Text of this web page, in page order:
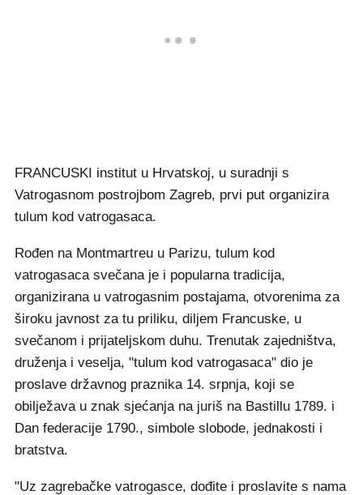
FRANCUSKI institut u Hrvatskoj, u suradnji s
Vatrogasnom postrojbom Zagreb, prvi put organizira
tulum kod vatrogasaca.
Rođen na Montmartreu u Parizu, tulum kod
vatrogasaca svečana je i popularna tradicija,
organizirana u vatrogasnim postajama, otvorenima za
široku javnost za tu priliku, diljem Francuske, u
svečanom i prijateljskom duhu. Trenutak zajedništva,
druženja i veselja, "tulum kod vatrogasaca" dio je
proslave državnog praznika 14. srpnja, koji se
obilježava u znak sjećanja na juriš na Bastillu 1789. i
Dan federacije 1790., simbole slobode, jednakosti i
bratstva.
"Uz zagrebačke vatrogasce, dođite i proslavite s nama